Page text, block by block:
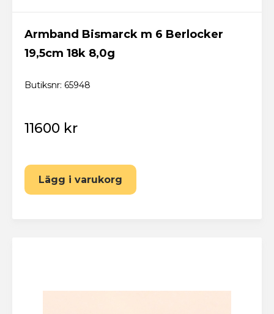
Armband Bismarck m 6 Berlocker
19,5cm 18k 8,0g
Butiksnr: 65948
11600 kr
Lägg i varukorg